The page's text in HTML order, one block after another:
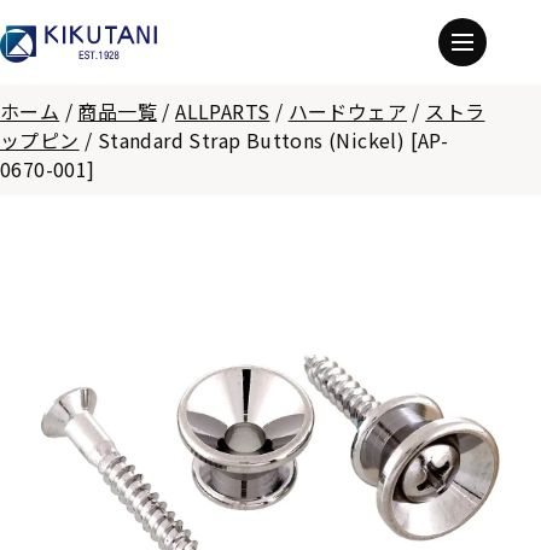
ホーム / 商品一覧 /ALLPARTS / ハードウェア / ストラ
ップピン / Standard Strap Buttons (Nickel) [AP-
0670-001]